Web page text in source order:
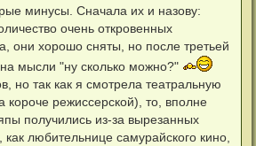
минусы. Сначала их и назову:
очень откровенных
они хорошо сняты, но после третьей
мысли "ну сколько можно?"
но так как я смотрела театральную
режиссерской), то, вполне
получились из-за вырезанных
любительнице самурайского кино,